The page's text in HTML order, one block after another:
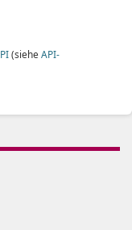
(siehe API-